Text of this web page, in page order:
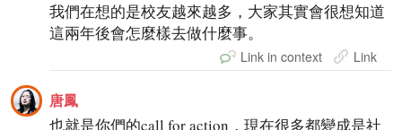
我們在想的是校友越來越多，大家其實會很想知道
這兩年後會怎麼樣去做什麼事。
Link in context Link
唐鳳
也就是你們的call for action，現在很多都變成是社